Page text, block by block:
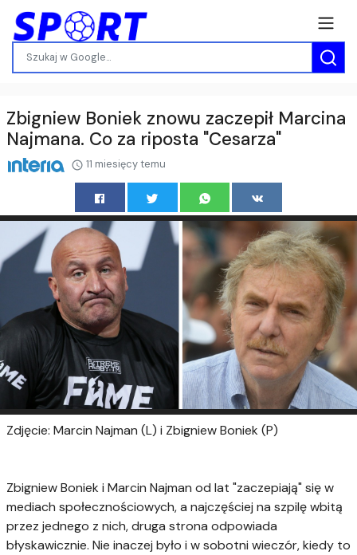
Zbigniew Boniek znowu zaczepił Marcina
Najmana. Co za riposta "Cesarza"
11 miesięcy temu
Zdjęcie: Marcin Najman (L) i Zbigniew Boniek (P)
Zbigniew Boniek i Marcin Najman od lat "zaczepiają" się w
mediach społecznościowych, a najczęściej na szpilę wbitą
przez jednego z nich, druga strona odpowiada
błyskawicznie. Nie inaczej było i w sobotni wieczór, kiedy to